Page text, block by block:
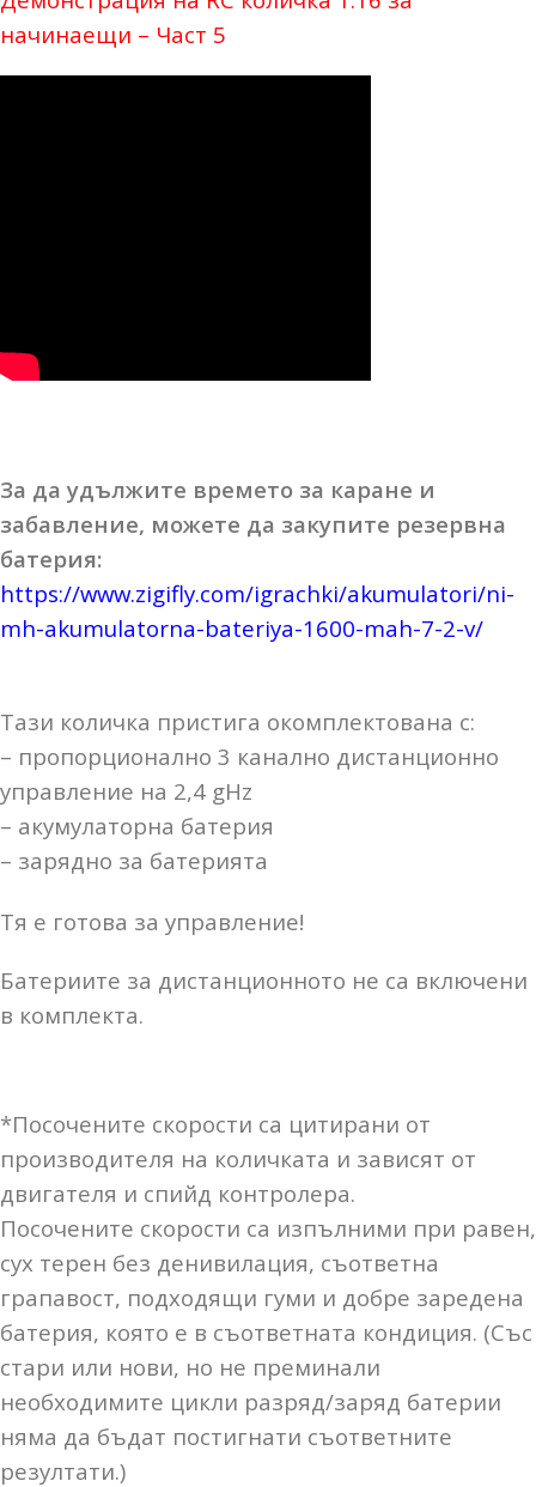
начинаещи – Част 5
За да удължите времето за каране и
забавление, можете да закупите резервна
батерия:
https://www.zigifly.com/igrachki/akumulatori/ni-
mh-akumulatorna-bateriya-1600-mah-7-2-v/
Тази количка пристига окомплектована с:
– пропорционално 3 канално дистанционно
управление на 2,4 gHz
– акумулаторна батерия
– зарядно за батерията
Тя е готова за управление!
Батериите за дистанционното не са включени
в комплекта.
*Посочените скорости са цитирани от
производителя на количката и зависят от
двигателя и спийд контролера.
Посочените скорости са изпълними при равен,
сух терен без денивилация, съответна
грапавост, подходящи гуми и добре заредена
батерия, която е в съответната кондиция. (Със
стари или нови, но не преминали
необходимите цикли разряд/заряд батерии
няма да бъдат постигнати съответните
резултати.)